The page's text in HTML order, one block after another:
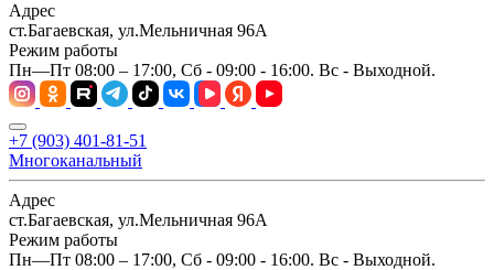
Адрес
ст.Багаевская, ул.Мельничная 96А
Режим работы
Пн—Пт 08:00 – 17:00, Сб - 09:00 - 16:00. Вс - Выходной.
+7 (903) 401-81-51
Многоканальный
Адрес
ст.Багаевская, ул.Мельничная 96А
Режим работы
Пн—Пт 08:00 – 17:00, Сб - 09:00 - 16:00. Вс - Выходной.